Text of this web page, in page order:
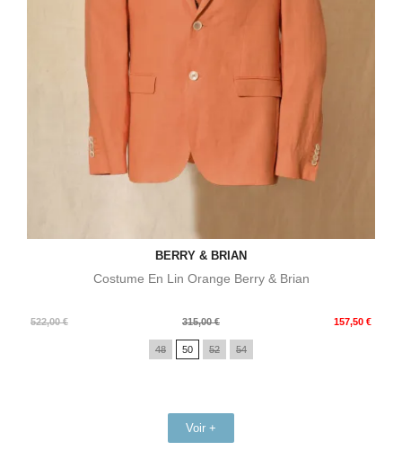
BERRY & BRIAN
Costume En Lin Orange Berry & Brian
522,00 €
Prix
315,00 € 157,50 €
Prix
48 50 52 54
Voir +